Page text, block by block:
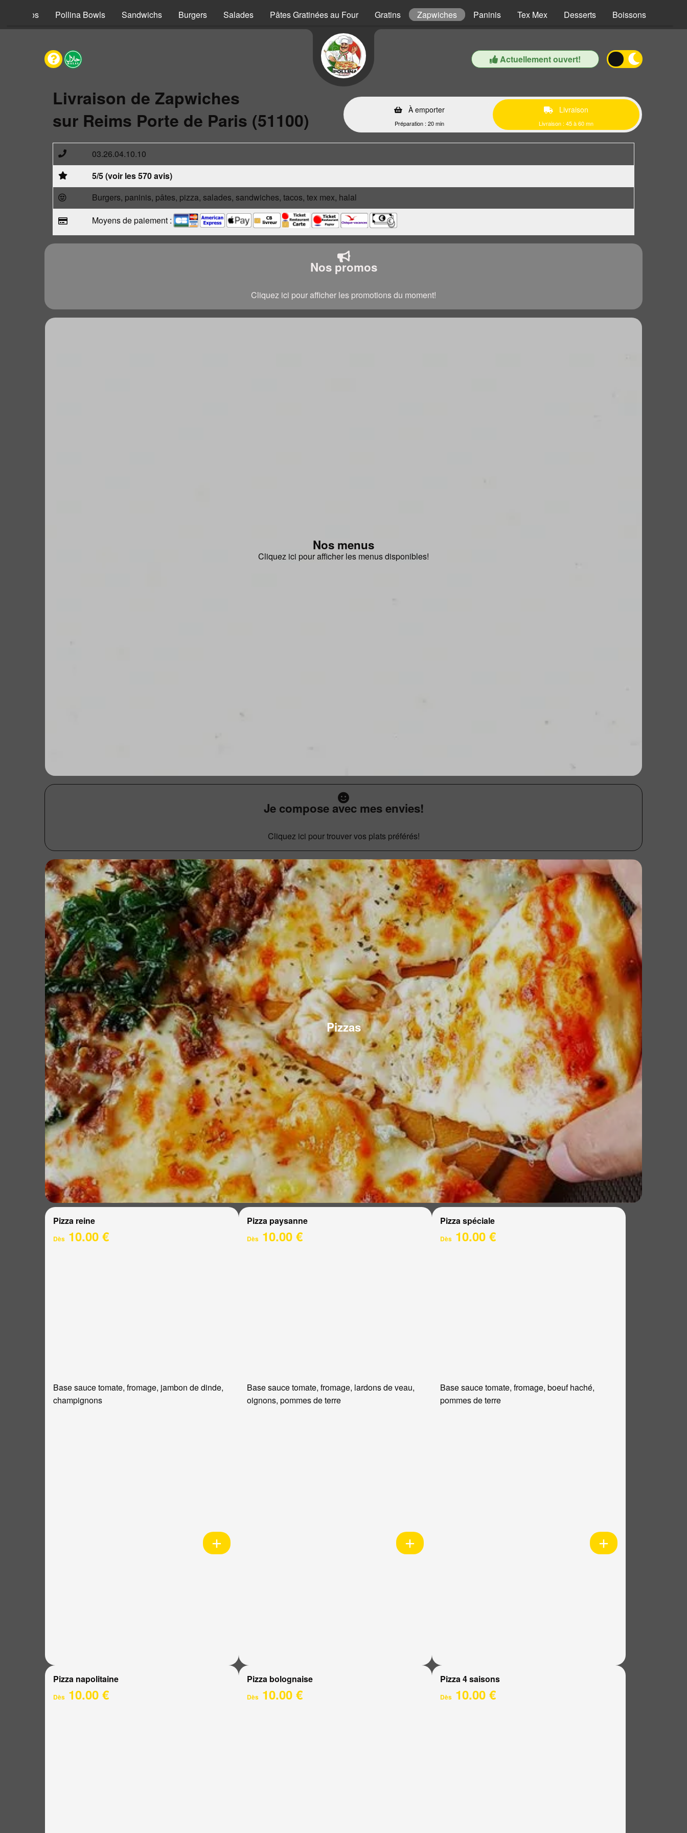
Tacos Pollina Bowls Sandwichs Burgers Salades Pâtes Gratinées au Four Gratins Zapwiches Paninis Tex Mex Desserts Boissons
Actuellement ouvert!
Livraison de Zapwiches
sur Reims Porte de Paris (51100)
À emporter
Préparation : 20 min
Livraison
Livraison : 45 à 60 mn
03.26.04.10.10
5/5 (voir les 570 avis)
Burgers, paninis, pâtes, pizza, salades, sandwiches, tacos, tex mex, halal
Moyens de paiement :
Nos promos
Cliquez ici pour afficher les promotions du moment!
Nos menus
Cliquez ici pour afficher les menus disponibles!
Je compose avec mes envies!
Cliquez ici pour trouver vos plats préférés!
Pizzas
Pizza reine
Dès 10.00 €
Base sauce tomate, fromage, jambon de dinde,
champignons
Pizza paysanne
Dès10.00 €
Base sauce tomate, fromage, lardons de veau,
oignons, pommes de terre
Pizza spéciale
Dès 10.00 €
Base sauce tomate, fromage, boeuf haché,
pommes de terre
Pizza napolitaine
Dès 10.00 €
Pizza bolognaise
Dès10.00 €
Pizza 4 saisons
Dès 10.00 €